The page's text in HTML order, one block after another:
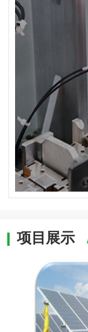
项目展示